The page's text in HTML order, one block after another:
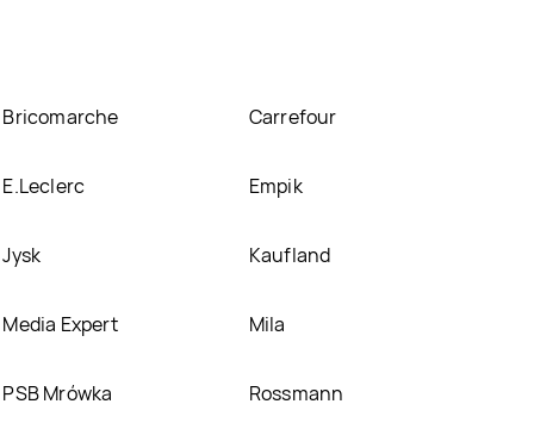
Bricomarche Carrefour
E.Leclerc Empik
Jysk Kaufland
Media Expert Mila
PSB Mrówka Rossmann